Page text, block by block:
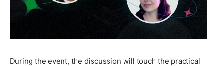
During the event, the discussion will touch the practical